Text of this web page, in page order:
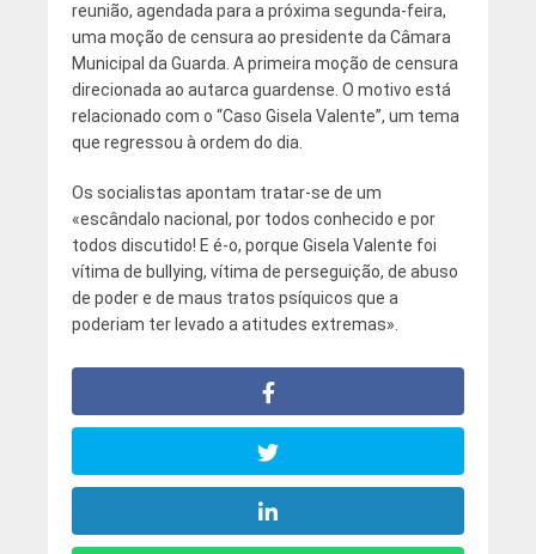
reunião, agendada para a próxima segunda-feira,
uma moção de censura ao presidente da Câmara
Municipal da Guarda. A primeira moção de censura
direcionada ao autarca guardense. O motivo está
relacionado com o “Caso Gisela Valente”, um tema
que regressou à ordem do dia.
Os socialistas apontam tratar-se de um
«escândalo nacional, por todos conhecido e por
todos discutido! E é-o, porque Gisela Valente foi
vítima de bullying, vítima de perseguição, de abuso
de poder e de maus tratos psíquicos que a
poderiam ter levado a atitudes extremas».